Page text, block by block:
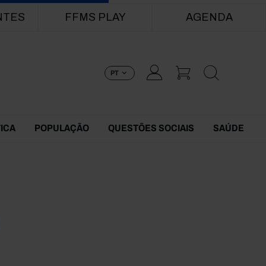
FFMS PLAY AGENDA
PT
POPULAÇÃO QUESTÕES SOCIAIS SAÚDE